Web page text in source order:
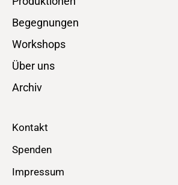
Begegnungen
Workshops
Über uns
Archiv
Kontakt
Spenden
Impressum